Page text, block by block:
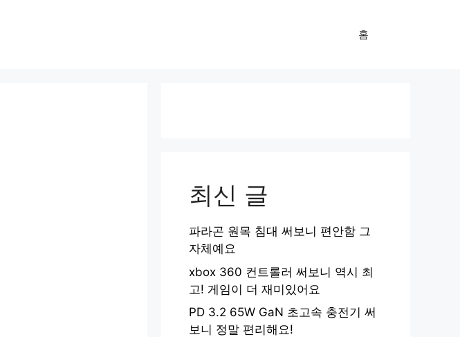
홈
최신 글
파라곤 원목 침대 써보니 편안함 그
자체예요
xbox 360 컨트롤러 써보니 역시 최
고! 게임이 더 재미있어요
PD 3.2 65W GaN 초고속 충전기 써
보니 정말 편리해요!